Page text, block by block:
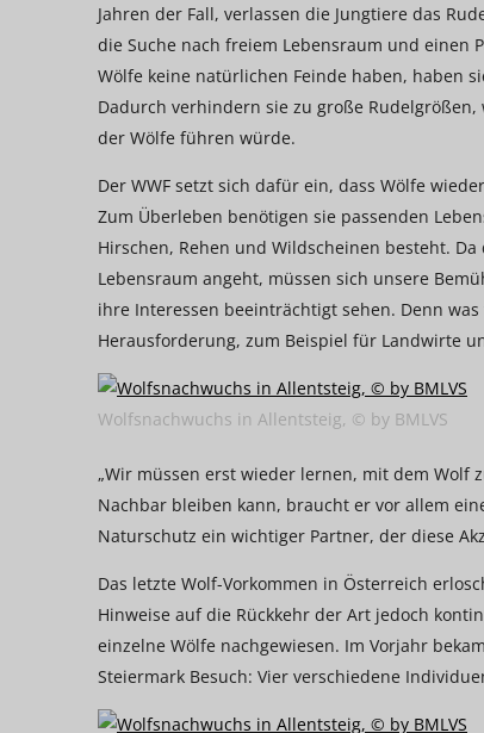
Jahren der Fall, verlassen die Jungtiere das
die Suche nach freiem Lebensraum und einen
Wölfe keine natürlichen Feinde haben, haben
Dadurch verhindern sie zu große
der Wölfe führen würde.
Der WWF setzt sich dafür ein, dass Wölfe
Zum Überleben benötigen sie passenden
Hirschen, Rehen und Wildscheinen besteht.
Lebensraum angeht, müssen sich unsere
ihre Interessen beeinträchtigt sehen. Denn
Herausforderung, zum Beispiel für Landwirte
Wolfsnachwuchs in Allentsteig, © by BMLVS
„Wir müssen erst wieder lernen, mit dem Wolf
Nachbar bleiben kann, braucht er vor allem
Naturschutz ein wichtiger Partner, der diese
Das letzte Wolf-Vorkommen in Österreich
Hinweise auf die Rückkehr der Art jedoch
einzelne Wölfe nachgewiesen. Im Vorjahr
Steiermark Besuch: Vier verschiedene